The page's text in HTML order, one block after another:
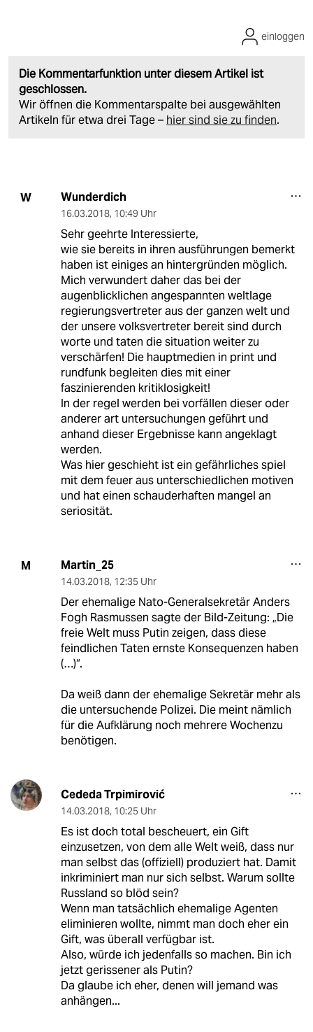
Die Kommentarfunktion unter diesem Artikel ist
geschlossen.
Wir öffnen die Kommentarspalte bei ausgewählten
Artikeln für etwa drei Tage – hier sind sie zu finden.
einloggen
W Wunderdich
16.03.2018, 10:49 Uhr
Sehr geehrte Interessierte,
wie sie bereits in ihren ausführungen bemerkt
haben ist einiges an hintergründen möglich.
Mich verwundert daher das bei der
augenblicklichen angespannten weltlage
regierungsvertreter aus der ganzen welt und
der unsere volksvertreter bereit sind durch
worte und taten die situation weiter zu
verschärfen! Die hauptmedien in print und
rundfunk begleiten dies mit einer
faszinierenden kritiklosigkeit!
In der regel werden bei vorfällen dieser oder
anderer art untersuchungen geführt und
anhand dieser Ergebnisse kann angeklagt
werden.
Was hier geschieht ist ein gefährliches spiel
mit dem feuer aus unterschiedlichen motiven
und hat einen schauderhaften mangel an
seriosität.
M Martin_25
14.03.2018, 12:35 Uhr
Der ehemalige Nato-Generalsekretär Anders
Fogh Rasmussen sagte der Bild-Zeitung: „Die
freie Welt muss Putin zeigen, dass diese
feindlichen Taten ernste Konsequenzen haben
(…)“.
Da weiß dann der ehemalige Sekretär mehr als
die untersuchende Polizei. Die meint nämlich
für die Aufklärung noch mehrere Wochenzu
benötigen.
Cededa Trpimirović
14.03.2018, 10:25 Uhr
Es ist doch total bescheuert, ein Gift
einzusetzen, von dem alle Welt weiß, dass nur
man selbst das (offiziell) produziert hat. Damit
inkriminiert man nur sich selbst. Warum sollte
Russland so blöd sein?
Wenn man tatsächlich ehemalige Agenten
eliminieren wollte, nimmt man doch eher ein
Gift, was überall verfügbar ist.
Also, würde ich jedenfalls so machen. Bin ich
jetzt gerissener als Putin?
Da glaube ich eher, denen will jemand was
anhängen...